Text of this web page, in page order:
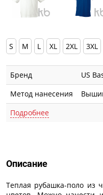
S M L XL 2XL 3XL
Бренд
US
Метод нанесения
Подробнее
Описание
Теплая рубашка-поло из